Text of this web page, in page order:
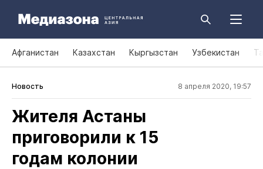
Афганистан Казахстан Кыргызстан Узбекистан
Новость 8 апреля 2020, 19:57
Жителя Астаны
приговорили к 15
годам колонии